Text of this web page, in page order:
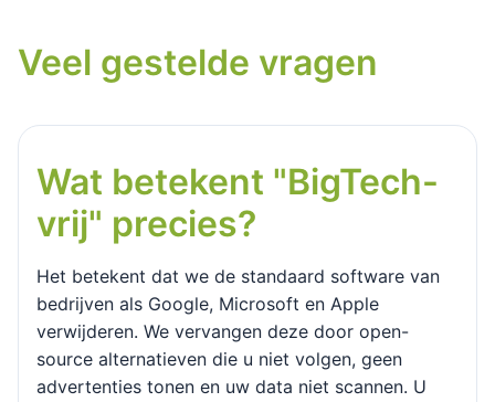
Veel gestelde vragen
Wat betekent "BigTech-
vrij" precies?
Het betekent dat we de standaard software van
bedrijven als Google, Microsoft en Apple
verwijderen. We vervangen deze door open-
source alternatieven die u niet volgen, geen
advertenties tonen en uw data niet scannen. U